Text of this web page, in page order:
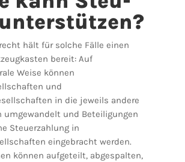
hält für solche Fälle einen
bereit: Auf
Weise können
und
in die jeweils andere
umgewandelt und Beteiligungen
Steuerzahlung in
eingebracht werden.
können aufgeteilt, abgespalten,